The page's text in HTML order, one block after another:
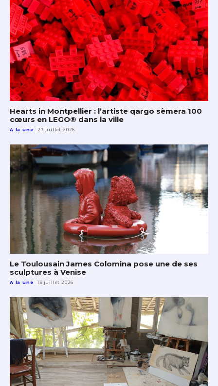
Hearts in Montpellier : l’artiste qargo sèmera 100
cœurs en LEGO® dans la ville
A la une 27 juillet 2026
Le Toulousain James Colomina pose une de ses
sculptures à Venise
A la une 13 juillet 2026